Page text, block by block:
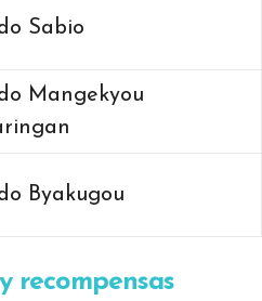
Sabio
Mangekyou
Byakugou
recompensas